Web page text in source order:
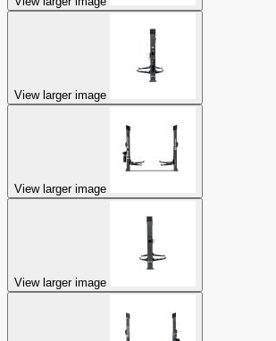
View larger image
View larger image
View larger image